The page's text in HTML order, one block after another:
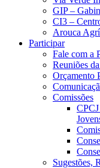
GIP –
CI3 –
Arouca
Participar
Fale com a
Reuniões
Orçamento
Comissões
Sugestões,